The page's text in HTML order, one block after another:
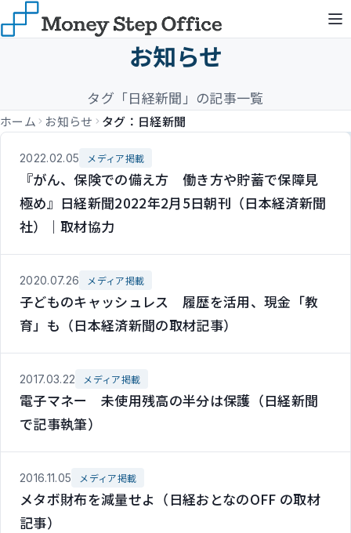
お知らせ
タグ「日経新聞」の記事一覧
ホーム お知らせ タグ：日経新聞
2022.02.05 メディア掲載
『がん、保険での備え方 働き方や貯蓄で保障見
極め』日経新聞2022年2月5日朝刊（日本経済新聞
社）｜取材協力
2020.07.26 メディア掲載
子どものキャッシュレス 履歴を活用、現金「教
育」も（日本経済新聞の取材記事）
2017.03.22 メディア掲載
電子マネー 未使用残高の半分は保護（日経新聞
で記事執筆）
2016.11.05 メディア掲載
メタボ財布を減量せよ（日経おとなのOFF の取材
記事）